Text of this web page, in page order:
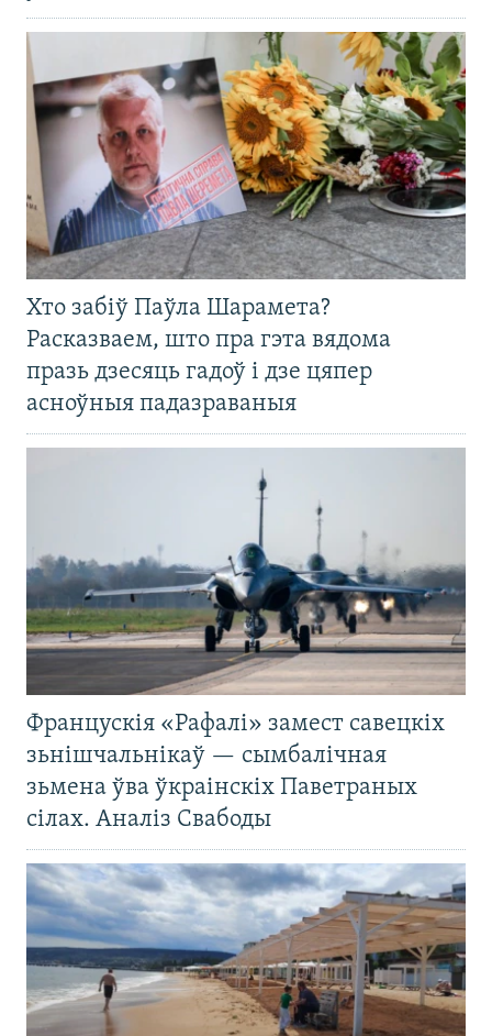
Хто забіў Паўла Шарамета?
Расказваем, што пра гэта вядома
празь дзесяць гадоў і дзе цяпер
асноўныя падазраваныя
Францускія «Рафалі» замест савецкіх
зьнішчальнікаў — сымбалічная
зьмена ўва ўкраінскіх Паветраных
сілах. Аналіз Свабоды